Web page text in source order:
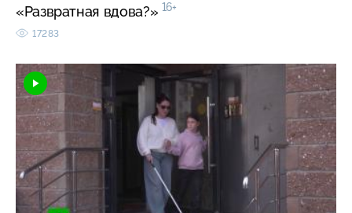
«Развратная вдова?» 16+
17283